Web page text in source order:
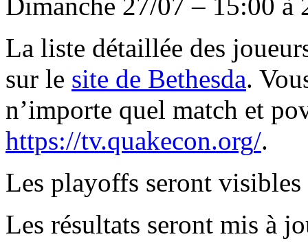
La liste détaillée des
sur le site de Bethesda.
n’importe quel match et
https://tv.quakecon.org/.
Les playoffs seront
Les résultats seront mis à